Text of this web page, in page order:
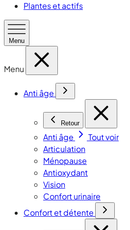
Plantes et actifs
Menu
Menu
Anti âge
Retour
Anti âge
Tout voir
Articulation
Ménopause
Antioxydant
Vision
Confort urinaire
Confort et détente